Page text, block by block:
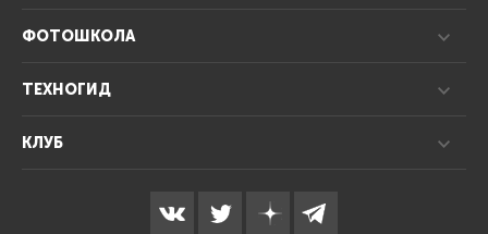
ФОТОШКОЛА
ТЕХНОГИД
КЛУБ